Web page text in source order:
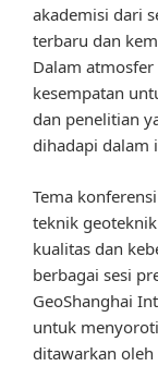
akademisi dari
terbaru dan
Dalam
kesempatan
dan penelitian
dihadapi dalam
Tema
teknik
kualitas dan
berbagai sesi
GeoShanghai
untuk
ditawarkan